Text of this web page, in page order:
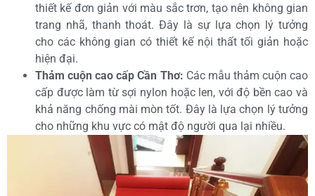
thiết kế đơn giản với màu sắc trơn, tạo nên không gian
trang nhã, thanh thoát. Đây là sự lựa chọn lý tưởng
cho các không gian có thiết kế nội thất tối giản hoặc
hiện đại.
Thảm cuộn cao cấp Cần Thơ: Các mẫu thảm cuộn cao
cấp được làm từ sợi nylon hoặc len, với độ bền cao và
khả năng chống mài mòn tốt. Đây là lựa chọn lý tưởng
cho những khu vực có mật độ người qua lại nhiều.